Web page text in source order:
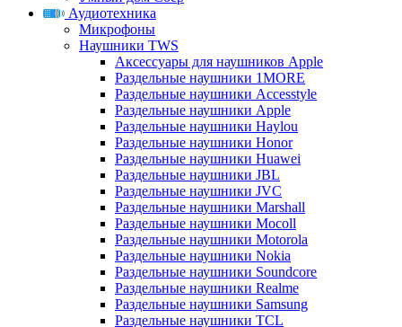
Аудиотехника
Микрофоны
Наушники TWS
Аксессуары для наушников Apple
Раздельные наушники 1MORE
Раздельные наушники Accesstyle
Раздельные наушники Apple
Раздельные наушники Haylou
Раздельные наушники Honor
Раздельные наушники Huawei
Раздельные наушники JBL
Раздельные наушники JVC
Раздельные наушники Marshall
Раздельные наушники Mocoll
Раздельные наушники Motorola
Раздельные наушники Nokia
Раздельные наушники Soundcore
Раздельные наушники Realme
Раздельные наушники Samsung
Раздельные наушники TCL